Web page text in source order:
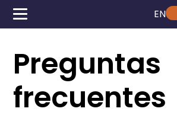
EN
Preguntas
frecuentes